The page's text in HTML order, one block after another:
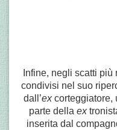
Infine, negli scatti
condivisi nel suo
dall’excorteggiatore,
parte della ex
inserita dal